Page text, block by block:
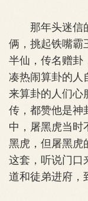
那年头迷信
俩，挑起铁嘴霸
半仙，传名赠卦
凑热闹算卦的人
来算卦的人们心
传，都赞他是神
中，屠黑虎当
黑虎，但屠黑虎
这套，听说门口
道和徒弟进府，